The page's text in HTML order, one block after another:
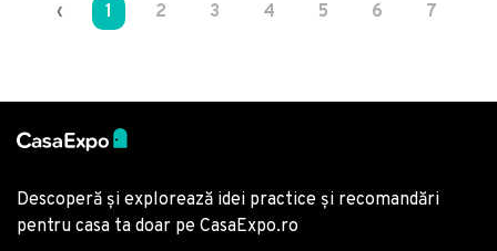
‹ 1 2 3 4 5 6 7
Descoperă și explorează idei practice și recomandări
pentru casa ta doar pe CasaExpo.ro